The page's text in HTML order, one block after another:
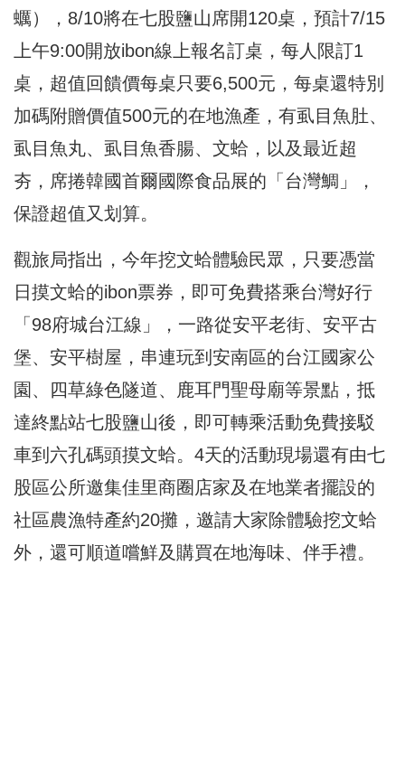
蠣），8/10將在七股鹽山席開120桌，預計7/15
上午9:00開放ibon線上報名訂桌，每人限訂1
桌，超值回饋價每桌只要6,500元，每桌還特別
加碼附贈價值500元的在地漁產，有虱目魚肚、
虱目魚丸、虱目魚香腸、文蛤，以及最近超
夯，席捲韓國首爾國際食品展的「台灣鯛」，
保證超值又划算。
觀旅局指出，今年挖文蛤體驗民眾，只要憑當
日摸文蛤的ibon票券，即可免費搭乘台灣好行
「98府城台江線」，一路從安平老街、安平古
堡、安平樹屋，串連玩到安南區的台江國家公
園、四草綠色隧道、鹿耳門聖母廟等景點，抵
達終點站七股鹽山後，即可轉乘活動免費接駁
車到六孔碼頭摸文蛤。4天的活動現場還有由七
股區公所邀集佳里商圈店家及在地業者擺設的
社區農漁特產約20攤，邀請大家除體驗挖文蛤
外，還可順道嚐鮮及購買在地海味、伴手禮。